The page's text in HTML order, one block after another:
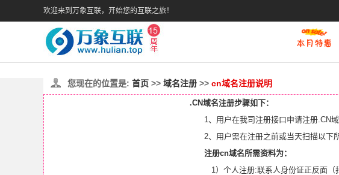
欢迎来到万象互联，开始您的互联之旅！
您现在的位置是: 首页 >> 域名注册 >> cn域名注册说明
.CN域名注册步骤如下：
1、用户在我司注册接口申请注册.CN域
2、用户需在注册之前或当天扫描以下
注册cn域名所需资料为：
1）个人注册:联系人身份证正反面（